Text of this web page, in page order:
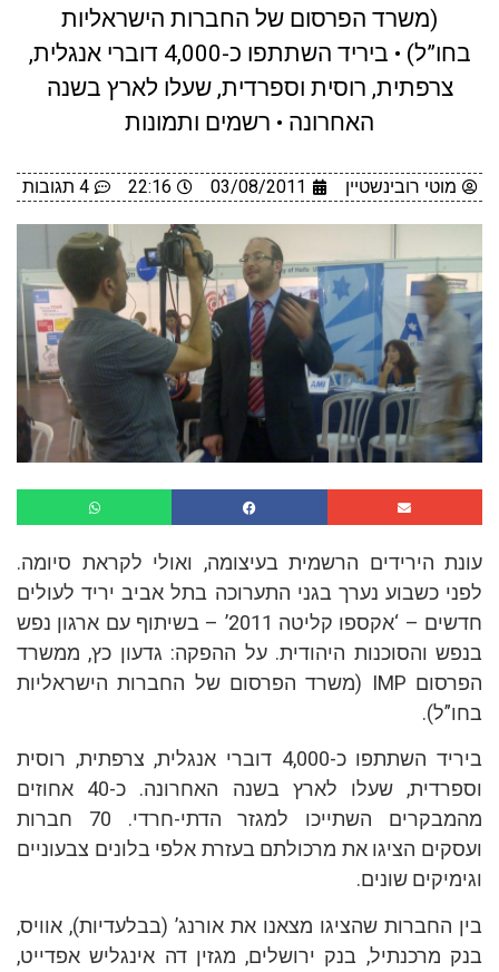
(משרד הפרסום של החברות הישראליות
בחו”ל) • ביריד השתתפו כ-4,000 דוברי אנגלית,
צרפתית, רוסית וספרדית, שעלו לארץ בשנה
האחרונה • רשמים ותמונות
מוטי רובינשטיין 03/08/2011
22:16 4 תגובות
עונת הירידים הרשמית בעיצומה, ואולי לקראת סיומה.
לפני כשבוע נערך בגני התערוכה בתל אביב יריד לעולים
חדשים – ‘אקספו קליטה 2011’ – בשיתוף עם ארגון נפש
בנפש והסוכנות היהודית. על ההפקה: גדעון כץ, ממשרד
הפרסום IMP (משרד הפרסום של החברות הישראליות
בחו”ל).
ביריד השתתפו כ-4,000 דוברי אנגלית, צרפתית, רוסית
וספרדית, שעלו לארץ בשנה האחרונה. כ-40 אחוזים
מהמבקרים השתייכו למגזר הדתי-חרדי. 70 חברות
ועסקים הציגו את מרכולתם בעזרת אלפי בלונים צבעוניים
וגימיקים שונים.
בין החברות שהציגו מצאנו את אורנג’ (בבלעדיות), אוויס,
בנק מרכנתיל, בנק ירושלים, מגזין דה אינגליש אפדייט,